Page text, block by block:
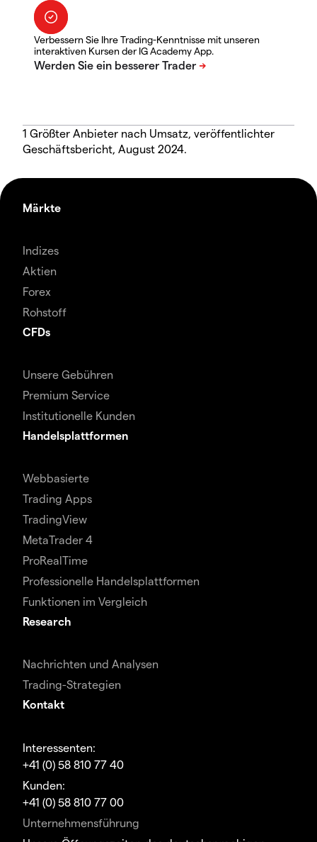
Verbessern Sie Ihre Trading-Kenntnisse mit unseren
interaktiven Kursen der IG Academy App.
1 Größter Anbieter nach Umsatz, veröffentlichter
Geschäftsbericht, August 2024.
Märkte
Indizes
Aktien
Forex
Rohstoff
CFDs
Unsere Gebühren
Premium Service
Institutionelle Kunden
Handelsplattformen
Webbasierte
Trading Apps
TradingView
MetaTrader 4
ProRealTime
Professionelle Handelsplattformen
Funktionen im Vergleich
Research
Nachrichten und Analysen
Trading-Strategien
Kontakt
Interessenten:
+41 (0) 58 810 77 40
Kunden:
+41 (0) 58 810 77 00
Unternehmensführung